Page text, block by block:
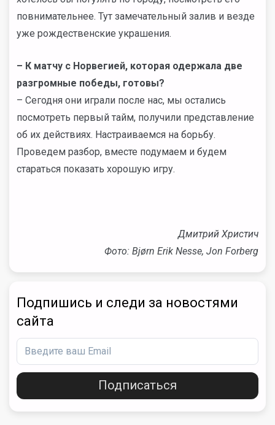
повнимательнее. Тут замечательный залив и везде
уже рождественские украшения.
– К матчу с Норвегией, которая одержала две
разгромные победы, готовы?
– Сегодня они играли после нас, мы остались
посмотреть первый тайм, получили представление
об их действиях. Настраиваемся на борьбу.
Проведем разбор, вместе подумаем и будем
стараться показать хорошую игру.
Дмитрий Христич
Фото: Bjørn Erik Nesse, Jon Forberg
Подпишись и следи за новостями
сайта
Подписаться